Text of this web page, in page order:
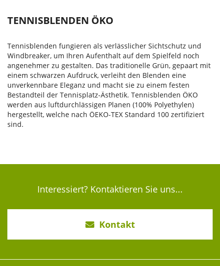
TENNISBLENDEN ÖKO
Tennisblenden fungieren als verlässlicher Sichtschutz und
Windbreaker, um Ihren Aufenthalt auf dem Spielfeld noch
angenehmer zu gestalten. Das traditionelle Grün, gepaart mit
einem schwarzen Aufdruck, verleiht den Blenden eine
unverkennbare Eleganz und macht sie zu einem festen
Bestandteil der Tennisplatz-Ästhetik. Tennisblenden ÖKO
werden aus luftdurchlässigen Planen (100% Polyethylen)
hergestellt, welche nach ÖEKO-TEX Standard 100 zertifiziert
sind.
Interessiert? Kontaktieren Sie uns...
Kontakt